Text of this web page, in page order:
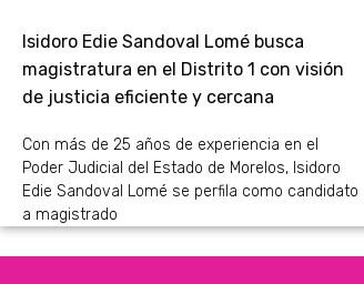
Isidoro Edie Sandoval Lomé busca
magistratura en el Distrito 1 con visión
de justicia eficiente y cercana
Con más de 25 años de experiencia en el
Poder Judicial del Estado de Morelos, Isidoro
Edie Sandoval Lomé se perfila como candidato
a magistrado